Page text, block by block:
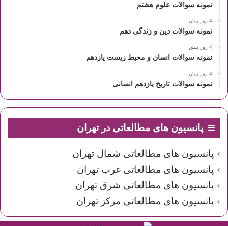
نمونه سوالات علوم هشتم
4 روز پیش
نمونه سوالات دین و زندگی دهم
4 روز پیش
نمونه سوالات انسان و محیط زیست یازدهم
4 روز پیش
نمونه سوالات تاریخ یازدهم انسانی
پانسیون های مطالعاتی در تهران
پانسیون های مطالعاتی شمال تهران
پانسیون های مطالعاتی غرب تهران
پانسیون های مطالعاتی شرق تهران
پانسیون های مطالعاتی مرکز تهران